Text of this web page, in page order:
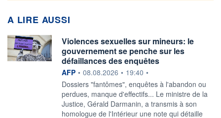
A LIRE AUSSI
Violences sexuelles sur mineurs: le
gouvernement se penche sur les
défaillances des enquêtes
information fournie par
AFP • 08.08.2026 • 19:40 •
Dossiers "fantômes", enquêtes à l'abandon ou
perdues, manque d'effectifs... Le ministre de la
Justice, Gérald Darmanin, a transmis à son
homologue de l'Intérieur une note qui détaille